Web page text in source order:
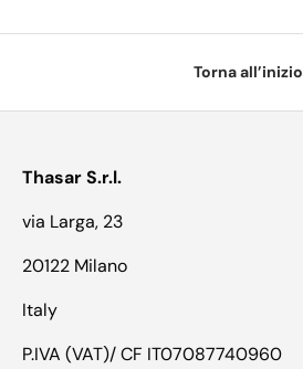
Torna all’inizio
Thasar S.r.l.
via Larga, 23
20122 Milano
Italy
P.IVA (VAT)/ CF IT07087740960